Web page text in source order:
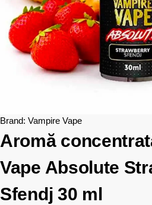
Brand: Vampire Vape
Aromă
Vape Absolute
Sfendj 30 ml